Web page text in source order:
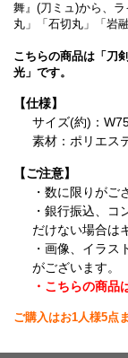
舞』(刀ミュ)から、
丸」「石切丸」「岩
こちらの商品は「刀
光」です。
【仕様】
サイズ(約)：
素材：ポリエス
【ご注意】
・数に限りがご
・銀行振込、コ
だけない場合は
・画像、イラス
がございます。
・こちらの商品
ご購入はお1人様5点